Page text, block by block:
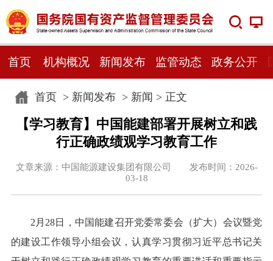
首页 机构概况 新闻发布 监管动态 政务公开
首页> 新闻发布> 新闻 > 正文
【学习教育】中国能建部署开展树立和践
行正确政绩观学习教育工作
文章来源：中国能源建设集团有限公司 发布时间：2026-
03-18
2月28日，中国能建召开党委常委会（扩大）会议暨党
的建设工作领导小组会议，认真学习贯彻习近平总书记关